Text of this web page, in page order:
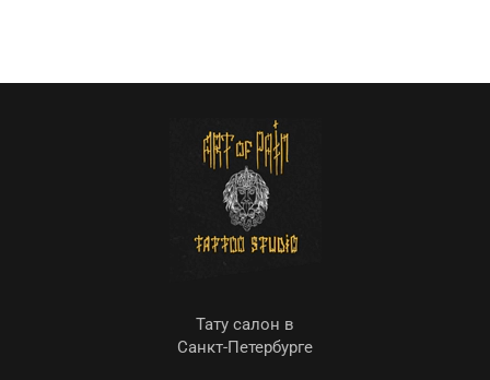
Тату салон в
Санкт-Петербурге